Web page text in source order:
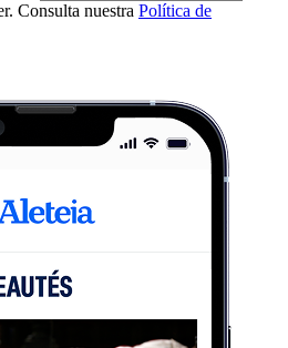
Consulta nuestra Política de